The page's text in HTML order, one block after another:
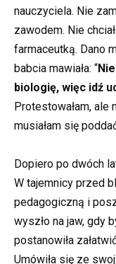
nauczyciela. Nie
zawodem. Nie
farmaceutką. Dano
babcia mawiała: “
biologię, więc idź
Protestowałam, ale
musiałam się
Dopiero po dwóch
W tajemnicy przed
pedagogiczną i
wyszło na jaw, gdy
postanowiła
Umówiła się ze